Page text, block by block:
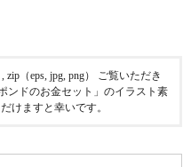
zip（eps, jpg, png） ご覧いただき
ンドのお金セット」のイラスト素
けますと幸いです。